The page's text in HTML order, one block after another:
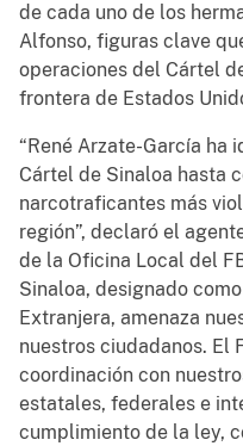
de cada uno de los
Alfonso, figuras clave
operaciones del Cártel
frontera de Estados
“René Arzate-García ha
Cártel de Sinaloa hasta
narcotraficantes más
región”, declaró el
de la Oficina Local del
Sinaloa, designado
Extranjera, amenaza
nuestros ciudadanos. El
coordinación con
estatales, federales e
cumplimiento de la ley,